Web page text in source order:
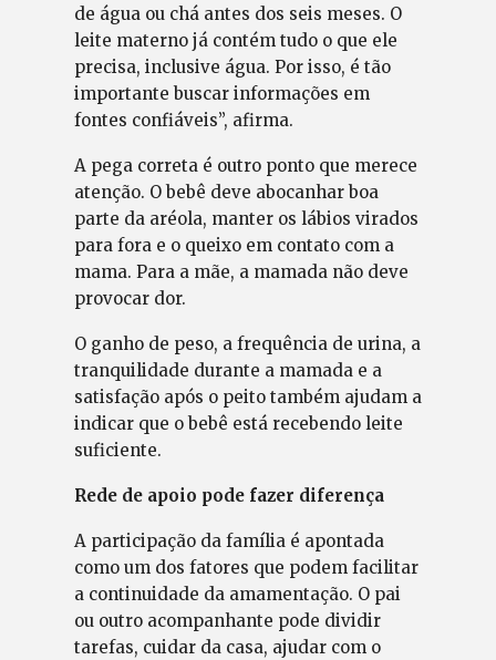
de água ou chá antes dos seis meses. O
leite materno já contém tudo o que ele
precisa, inclusive água. Por isso, é tão
importante buscar informações em
fontes confiáveis”, afirma.
A pega correta é outro ponto que merece
atenção. O bebê deve abocanhar boa
parte da aréola, manter os lábios virados
para fora e o queixo em contato com a
mama. Para a mãe, a mamada não deve
provocar dor.
O ganho de peso, a frequência de urina, a
tranquilidade durante a mamada e a
satisfação após o peito também ajudam a
indicar que o bebê está recebendo leite
suficiente.
Rede de apoio pode fazer diferença
A participação da família é apontada
como um dos fatores que podem facilitar
a continuidade da amamentação. O pai
ou outro acompanhante pode dividir
tarefas, cuidar da casa, ajudar com o